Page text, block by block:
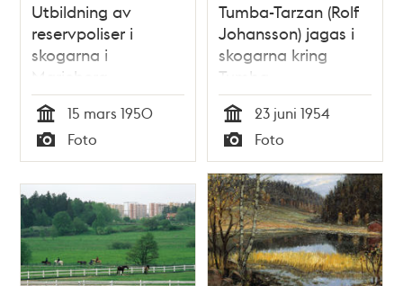
Utbildning av
reservpoliser i
skogarna i
Marieberg
Tid
15 mars 1950
Typ
Foto
Tumba-Tarzan (Rolf
Johansson) jagas i
skogarna kring
Tumba
Tid
23 juni 1954
Typ
Foto